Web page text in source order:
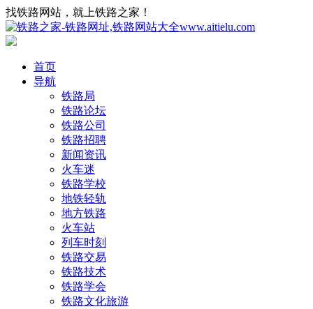
找铁路网站，就上铁路之家！
首页
导航
铁路局
铁路论坛
铁路公司
铁路招聘
新闻资讯
火车迷
铁路学校
地铁轻轨
地方铁路
火车站
列车时刻
铁路交易
铁路技术
铁路学会
铁路文化旅游